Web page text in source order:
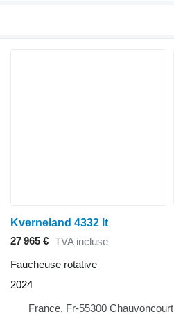
Kverneland 4332 lt
27 965 € TVA incluse
Faucheuse rotative
2024
France, Fr-55300 Chauvoncourt